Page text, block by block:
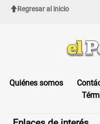
Regresar al inicio
Quiénes somos